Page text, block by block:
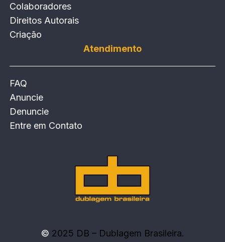
Colaboradores
Direitos Autorais
Criação
Atendimento
FAQ
Anuncie
Denuncie
Entre em Contato
© 2025 DB – Dublagem Brasileira.